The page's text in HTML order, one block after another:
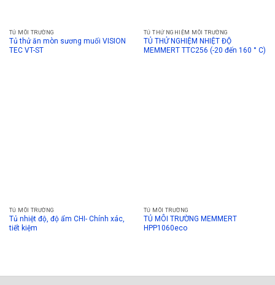
TỦ MÔI TRƯỜNG
Tủ thử ăn mòn sương muối VISION
TEC VT-ST
TỦ THỬ NGHIỆM MÔI TRƯỜNG
TỦ THỬ NGHIỆM NHIỆT ĐỘ
MEMMERT TTC256 (-20 đến 160 ° C)
TỦ MÔI TRƯỜNG
Tủ nhiệt độ, độ ẩm CHI- Chính xác,
tiết kiệm
TỦ MÔI TRƯỜNG
TỦ MÔI TRƯỜNG MEMMERT
HPP1060eco